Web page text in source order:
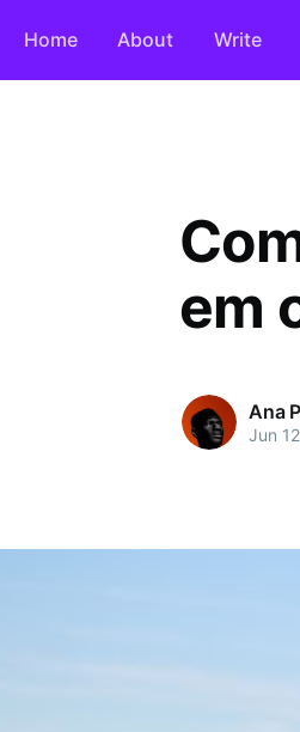
Home About Write
em
Ana
Jun